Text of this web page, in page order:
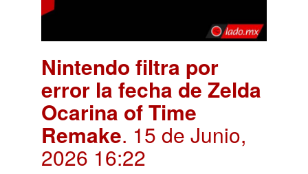
Nintendo filtra por
error la fecha de Zelda
Ocarina of Time
Remake. 15 de Junio,
2026 16:22